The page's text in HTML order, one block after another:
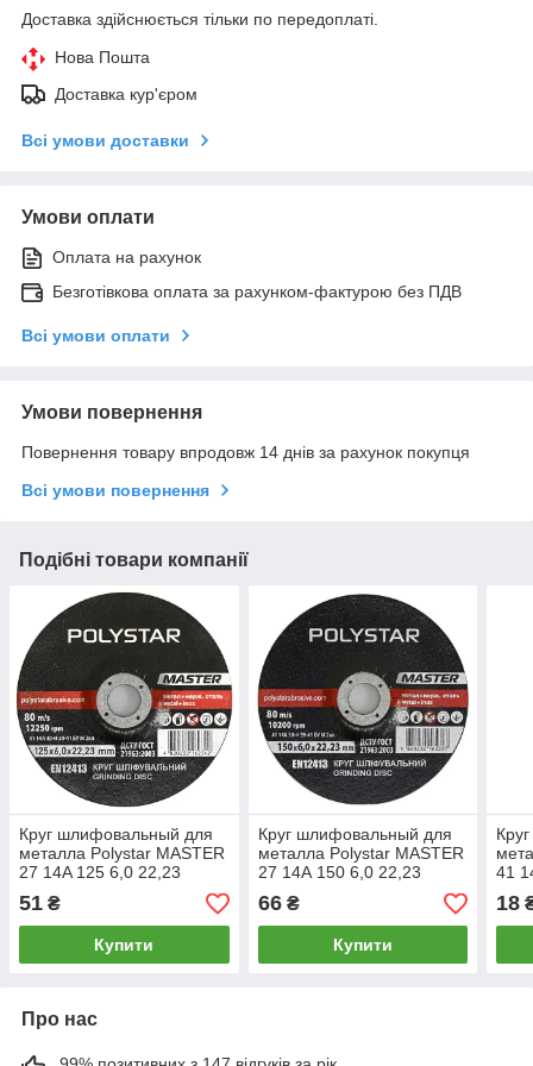
Доставка здійснюється тільки по передоплаті.
Нова Пошта
Доставка кур'єром
Всі умови доставки
Умови оплати
Оплата на рахунок
Безготівкова оплата за рахунком-фактурою без ПДВ
Всі умови оплати
Умови повернення
Повернення товару впродовж 14 днів за рахунок покупця
Всі умови повернення
Подібні товари компанії
Круг шлифовальный для
металла Polystar MASTER
27 14A 125 6,0 22,23
51 ₴
Купити
Круг шлифовальный для
металла Polystar MASTER
27 14А 150 6,0 22,23
66₴
Купити
41
18
Про нас